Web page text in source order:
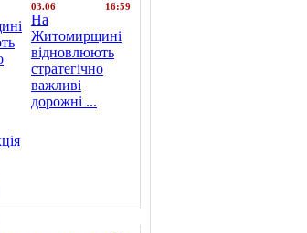
03.06 16:59
На
Житомирщині
відновлюють
стратегічно
важливі
дорожні ...